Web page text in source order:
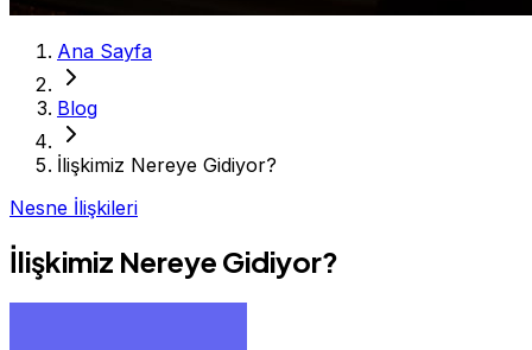
Ana Sayfa
Blog
İlişkimiz Nereye Gidiyor?
Nesne İlişkileri
İlişkimiz Nereye Gidiyor?